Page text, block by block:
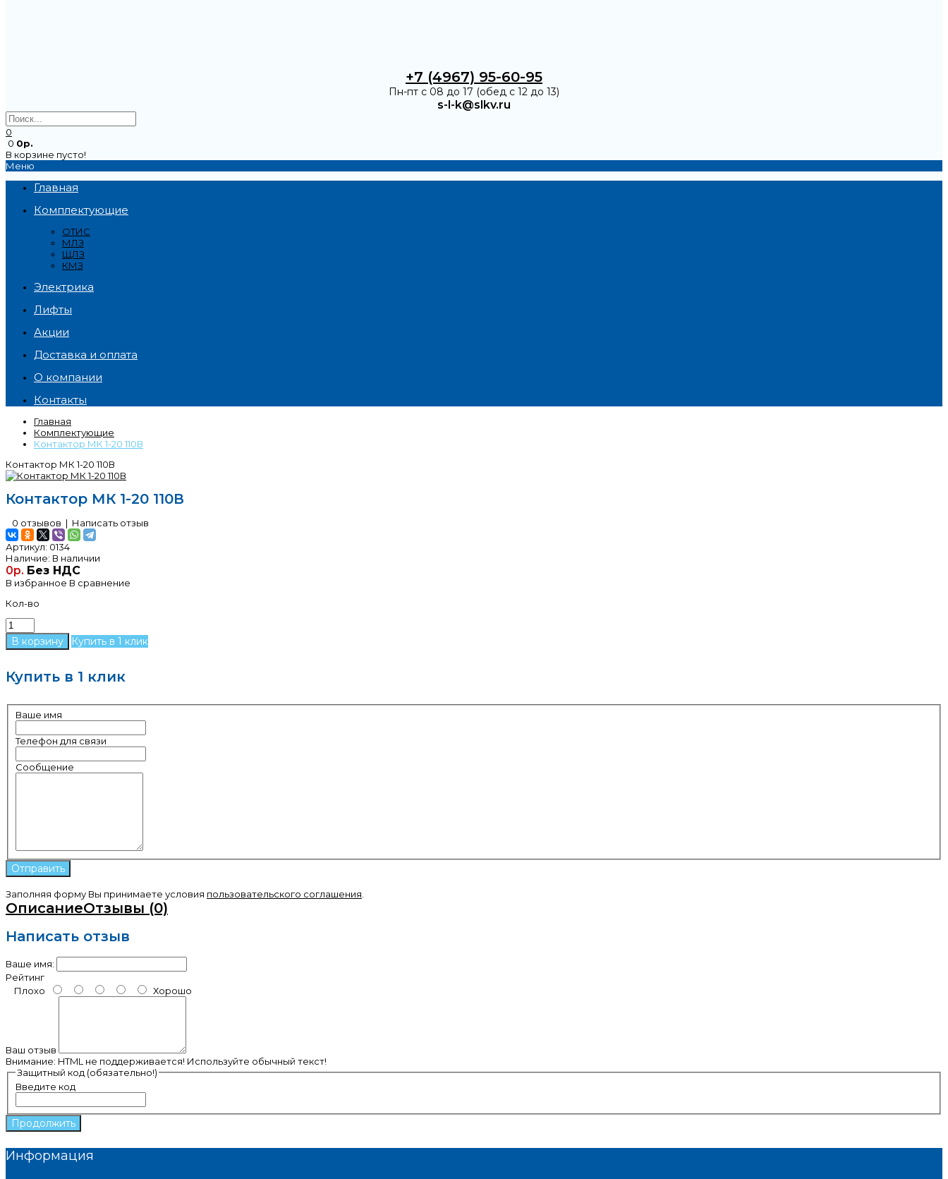
+7 (4967) 95-60-95
Пн-пт с 08 до 17 (обед с 12 до 13)
s-l-k@slkv.ru
0
0 0р.
В корзине пусто!
Меню
Главная
Комплектующие
ОТИС
МЛЗ
ЩЛЗ
КМЗ
Электрика
Лифты
Акции
Доставка и оплата
О компании
Контакты
Главная
Комплектующие
Контактор МК 1-20 110В
Контактор МК 1-20 110В
Контактор МК 1-20 110В
0 отзывов | Написать отзыв
Артикул: 0134
Наличие: В наличии
0р. Без НДС
В избранное В сравнение
Кол-во
Купить в 1 клик
Купить в 1 клик
Ваше имя
Телефон для связи
Сообщение
Заполняя форму Вы принимаете условия пользовательского соглашения
ОписаниеОтзывы (0)
Написать отзыв
Ваше имя:
Рейтинг
Плохо
Хорошо
Ваш отзыв
Внимание: HTML не поддерживается! Используйте обычный текст!
Защитный код (обязательно!)
Введите код
Продолжить
Информация